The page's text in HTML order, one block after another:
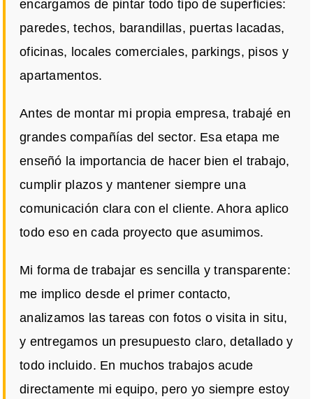
encargamos de pintar todo tipo de superficies:
paredes, techos, barandillas, puertas lacadas,
oficinas, locales comerciales, parkings, pisos y
apartamentos.
Antes de montar mi propia empresa, trabajé en
grandes compañías del sector. Esa etapa me
enseñó la importancia de hacer bien el trabajo,
cumplir plazos y mantener siempre una
comunicación clara con el cliente. Ahora aplico
todo eso en cada proyecto que asumimos.
Mi forma de trabajar es sencilla y transparente:
me implico desde el primer contacto,
analizamos las tareas con fotos o visita in situ,
y entregamos un presupuesto claro, detallado y
todo incluido. En muchos trabajos acude
directamente mi equipo, pero yo siempre estoy